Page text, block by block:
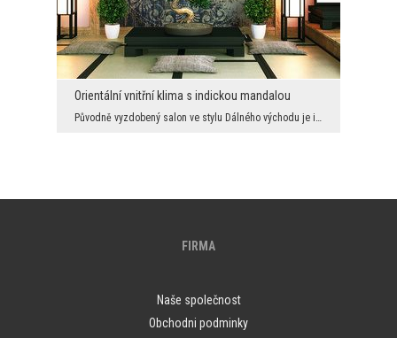
Orientální vnitřní klima s indickou mandalou
Původně vyzdobený salon ve stylu Dálného východu je ideálním prostředím pro skvělou mandalu. Kraj...
FIRMA
Naše společnost
Obchodni podminky